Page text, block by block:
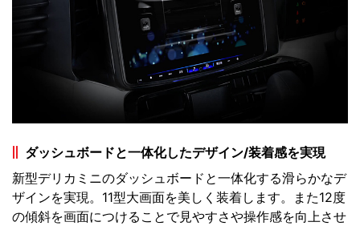
ダッシュボードと一体化したデザイン/装着感を実現
新型デリカミニのダッシュボードと一体化する滑らかなデ
ザインを実現。11型大画面を美しく装着します。また12度
の傾斜を画面につけることで見やすさや操作感を向上させ